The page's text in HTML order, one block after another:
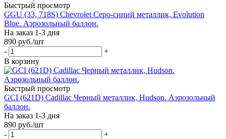
Быстрый просмотр
GGU (33, 718S) Chevrolet Серо-синий металлик, Evolution
Blue. Аэрозольный баллон.
На заказ 1-3 дня
890 руб./шт
-
+
В корзину
Быстрый просмотр
GCI (621D) Cadillac Черный металлик, Hudson. Аэрозольный
баллон.
На заказ 1-3 дня
890 руб./шт
-
+